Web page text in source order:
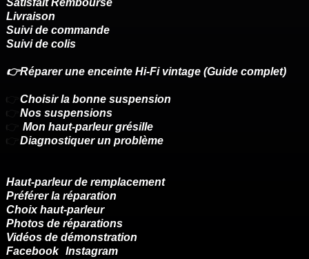
Satisfait Remboursé
Livraison
Suivi de commande
Suivi de colis
👉Réparer une enceinte Hi-Fi vintage (Guide complet)
👉 Choisir la bonne suspension
👉 Nos suspensions
👉 Mon haut-parleur grésille
👉 Diagnostiquer un problème
Haut-parleur de remplacement
Préférer la réparation
Choix haut-parleur
Photos de réparations
Vidéos de démonstration
Facebook Instagram